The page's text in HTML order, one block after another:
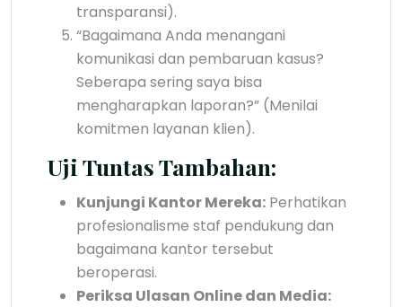
transparansi).
“Bagaimana Anda menangani
komunikasi dan pembaruan kasus?
Seberapa sering saya bisa
mengharapkan laporan?” (Menilai
komitmen layanan klien).
Uji Tuntas Tambahan:
Kunjungi Kantor Mereka: Perhatikan
profesionalisme staf pendukung dan
bagaimana kantor tersebut
beroperasi.
Periksa Ulasan Online dan Media: